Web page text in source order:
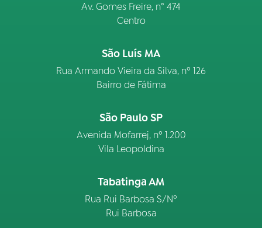
Av. Gomes Freire, n° 474
Centro
São Luís MA
Rua Armando Vieira da Silva, nº 126
Bairro de Fátima
São Paulo SP
Avenida Mofarrej, nº 1.200
Vila Leopoldina
Tabatinga AM
Rua Rui Barbosa S/Nº
Rui Barbosa